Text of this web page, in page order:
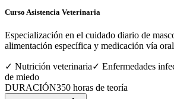
Curso Asistencia Veterinaria
Especialización en el cuidado diario de
alimentación específica y medicación vía
✓ Nutrición veterinaria✓ Enfermedades
de miedo
DURACIÓN350 horas de teoría